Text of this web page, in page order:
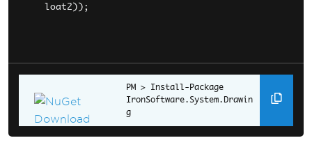
loat2 ));
Install-Package
IronSoftware.System.Drawin
g